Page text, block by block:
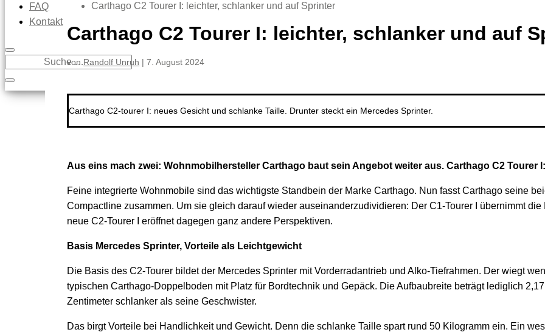
FAQ
Kontakt
Carthago C2 Tourer I: leichter, schlanker und auf Sprinter
Carthago C2 Tourer I: leichter, schlanker und auf
vonRandolf Unruh |7. August 2024
Carthago C2-tourer I: neues Gesicht und schlanke Taille. Drunter steckt ein Mercedes Sprinter.
Aus eins mach zwei: Wohnmobilhersteller Carthago baut sein Angebot weiter aus. Carthago C2 Tourer
Feine integrierte Wohnmobile sind das wichtigste Standbein der Marke Carthago. Nun fasst Carthago seine
Compactline zusammen. Um sie gleich darauf wieder auseinanderzudividieren: Der C1-Tourer I übernimmt
neue C2-Tourer I eröffnet dagegen ganz andere Perspektiven.
Basis Mercedes Sprinter, Vorteile als Leichtgewicht
Die Basis des C2-Tourer bildet der Mercedes Sprinter mit Vorderradantrieb und Alko-Tiefrahmen. Der wiegt
typischen Carthago-Doppelboden mit Platz für Bordtechnik und Gepäck. Die Aufbaubreite beträgt lediglich
Zentimeter schlanker als seine Geschwister.
Das birgt Vorteile bei Handlichkeit und Gewicht. Denn die schlanke Taille spart rund 50 Kilogramm ein. Ein